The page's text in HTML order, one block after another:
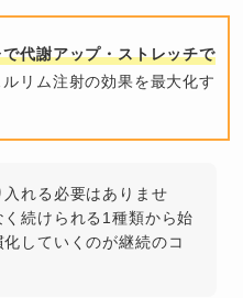
代謝アップ・ストレッチで
リム注射の効果を最大化す
れる必要はありませ
く続けられる1種類から始
していくのが継続のコ